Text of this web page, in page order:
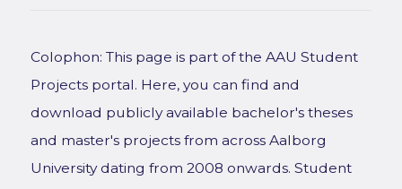
Colophon: This page is part of the AAU Student
Projects portal. Here, you can find and
download publicly available bachelor's theses
and master's projects from across Aalborg
University dating from 2008 onwards. Student